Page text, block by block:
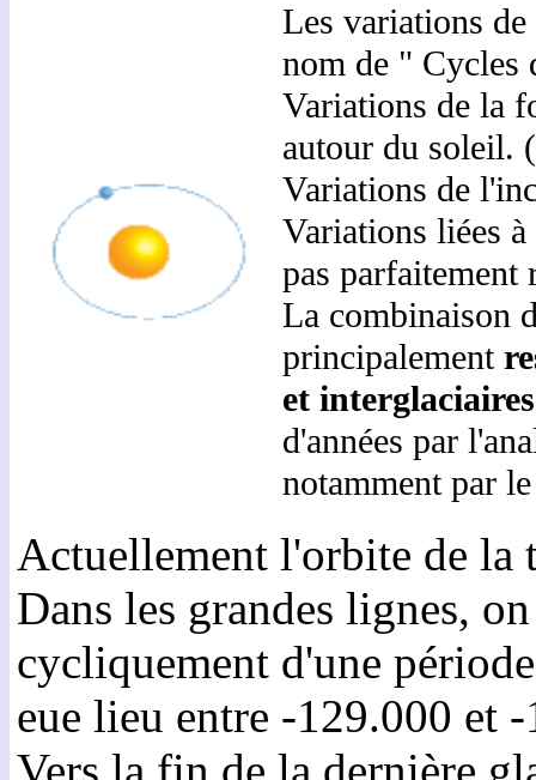
Les variations de
nom de " Cycles
Variations de la
autour du soleil.
Variations de
Variations liées
pas parfaitement
La combinaison
principalement
et interglaciaires
d'années par
notamment par
Actuellement l'orbite de la
Dans les grandes lignes,
cycliquement d'une
eue lieu entre -129.000 et